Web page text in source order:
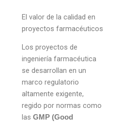
El valor de la calidad en
proyectos farmacéuticos
Los proyectos de
ingeniería farmacéutica
se desarrollan en un
marco regulatorio
altamente exigente,
regido por normas como
las GMP (Good